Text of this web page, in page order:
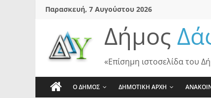
SkipΠαρασκευή, 7 Αυγούστου 2026
Δήμος
«Επίσημη ιστοσελίδα του
Ο ΔΗΜΟΣ ΔΗΜΟΤΙΚΗ ΑΡΧΗ